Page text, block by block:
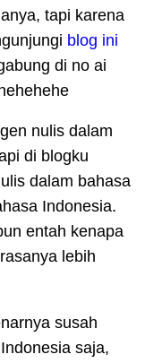
tapi karena
blog ini
di no ai
nulis dalam
di blogku
dalam bahasa
Indonesia.
entah kenapa
lebih
susah
saja,